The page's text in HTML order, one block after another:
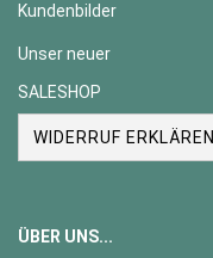
Kundenbilder
Unser neuer
SALESHOP
WIDERRUF ERKLÄREN
ÜBER UNS...